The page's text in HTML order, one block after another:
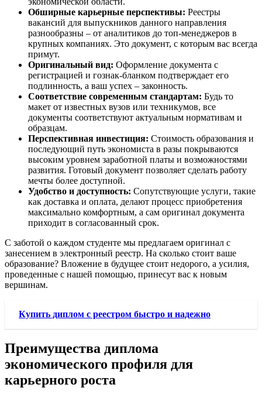
Обширные карьерные перспективы: Реестры
вакансий для выпускников данного направления
разнообразны – от аналитиков до топ-менеджеров в
крупных компаниях. Это документ, с которым вас всегда
примут.
Оригинальный вид: Оформление документа с
регистрацией и гознак-бланком подтверждает его
подлинность, а ваш успех – законность.
Соответствие современным стандартам: Будь то
макет от известных вузов или техникумов, все
документы соответствуют актуальным нормативам и
образцам.
Перспективная инвестиция: Стоимость образования и
последующий путь экономиста в разы покрываются
высоким уровнем заработной платы и возможностями
развития. Готовый документ позволяет сделать работу
мечты более доступной.
Удобство и доступность: Сопутствующие услуги, такие
как доставка и оплата, делают процесс приобретения
максимально комфортным, а сам оригинал документа
приходит в согласованный срок.
С заботой о каждом студенте мы предлагаем оригинал с
занесением в электронный реестр. На сколько стоит ваше
образование? Вложение в будущее стоит недорого, а усилия,
проведенные с нашей помощью, принесут вас к новым
вершинам.
Купить диплом с реестром быстро и надежно
Преимущества диплома
экономического профиля для
карьерного роста